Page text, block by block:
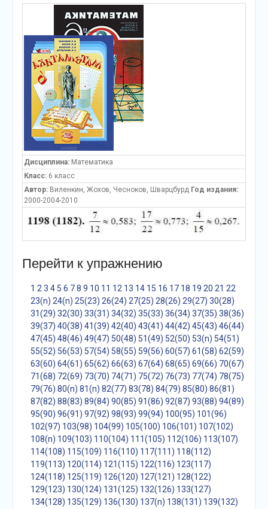
Дисциплина:Математика
Класс:6 класс
Автор:Виленкин, Жохов, Чесноков, Шварцбурд Год издания:
2000-2004-2010
Перейти к упражнению
1 2 3 4 5 6 7 8 9 10 11 12 13 14 15 16 17 18 19 20 21 22
23(n) 24(n) 25(23) 26(24) 27(25) 28(26) 29(27) 30(28)
31(29) 32(30) 33(31) 34(32) 35(33) 36(34) 37(35) 38(36)
39(37) 40(38) 41(39) 42(40) 43(41) 44(42) 45(43) 46(44)
47(45) 48(46) 49(47) 50(48) 51(49) 52(50) 53(n) 54(51)
55(52) 56(53) 57(54) 58(55) 59(56) 60(57) 61(58) 62(59)
63(60) 64(61) 65(62) 66(63) 67(64) 68(65) 69(66) 70(67)
71(68) 72(69) 73(70) 74(71) 75(72) 76(73) 77(74) 78(75)
79(76) 80(n) 81(n) 82(77) 83(78) 84(79) 85(80) 86(81)
87(82) 88(83) 89(84) 90(85) 91(86) 92(87) 93(88) 94(89)
95(90) 96(91) 97(92) 98(93) 99(94) 100(95) 101(96)
102(97) 103(98) 104(99) 105(100) 106(101) 107(102)
108(n) 109(103) 110(104) 111(105) 112(106) 113(107)
114(108) 115(109) 116(110) 117(111) 118(112)
119(113) 120(114) 121(115) 122(116) 123(117)
124(118) 125(119) 126(120) 127(121) 128(122)
129(123) 130(124) 131(125) 132(126) 133(127)
134(128) 135(129) 136(130) 137(n) 138(131) 139(132)